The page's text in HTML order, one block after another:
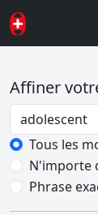
Affiner
Password
Tous les
N'importe
Phrase